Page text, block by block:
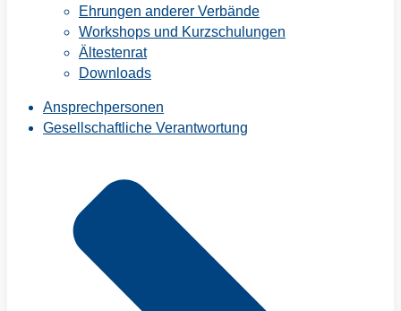
Ehrungen anderer Verbände
Workshops und Kurzschulungen
Ältestenrat
Downloads
Ansprechpersonen
Gesellschaftliche Verantwortung